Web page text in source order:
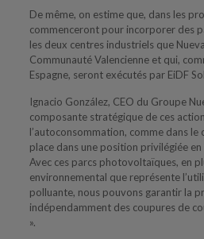
De même, on estime que, dans les
commenceront pour incorporer des
les deux centres industriels que
Communauté Valencienne et qui,
Espagne, seront exécutés par EiDF
Ignacio González, CEO du Groupe
composante stratégique de ces
l’autoconsommation, comme dans le
place dans une position privilégiée
Avec ces parcs photovoltaïques, en
environnemental que représente
polluante, nous pouvons garantir la
indépendamment des coupures de
».